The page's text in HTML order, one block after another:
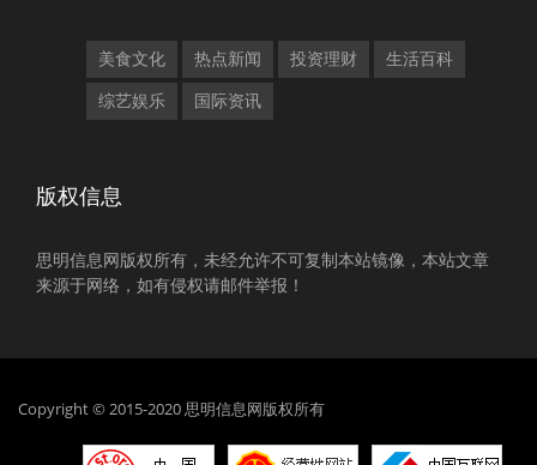
美食文化 热点新闻 投资理财 生活百科
综艺娱乐 国际资讯
版权信息
思明信息网版权所有，未经允许不可复制本站镜像，本站文章
来源于网络，如有侵权请邮件举报！
Copyright © 2015-2020 思明信息网版权所有